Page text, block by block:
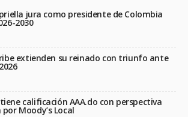
jura como presidente de Colombia
2030
extienden su reinado con triunfo ante
calificación AAA.do con perspectiva
Moody’s Local